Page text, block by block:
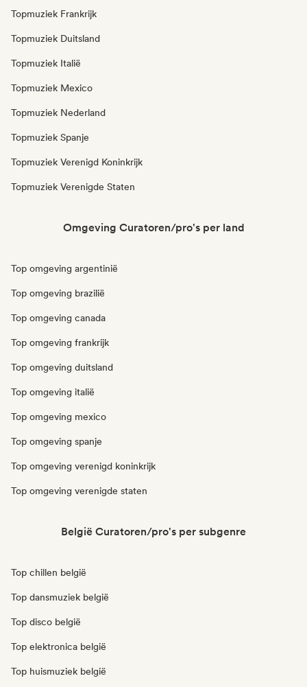
Topmuziek Frankrijk
Topmuziek Duitsland
Topmuziek Italië
Topmuziek Mexico
Topmuziek Nederland
Topmuziek Spanje
Topmuziek Verenigd Koninkrijk
Topmuziek Verenigde Staten
Omgeving Curatoren/pro's per land
Top omgeving argentinië
Top omgeving brazilië
Top omgeving canada
Top omgeving frankrijk
Top omgeving duitsland
Top omgeving italië
Top omgeving mexico
Top omgeving spanje
Top omgeving verenigd koninkrijk
Top omgeving verenigde staten
België Curatoren/pro's per subgenre
Top chillen belgië
Top dansmuziek belgië
Top disco belgië
Top elektronica belgië
Top huismuziek belgië